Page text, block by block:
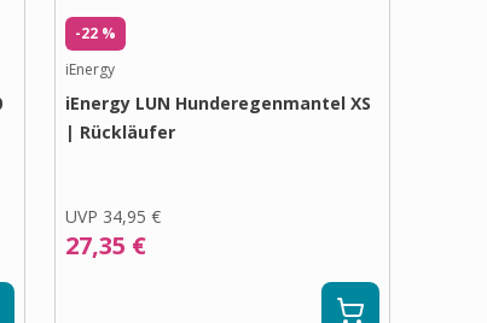
-22 %
iEnergy
iEnergy LUN Hunderegenmantel XS
| Rückläufer
UVP 34,95 €
27,35 €